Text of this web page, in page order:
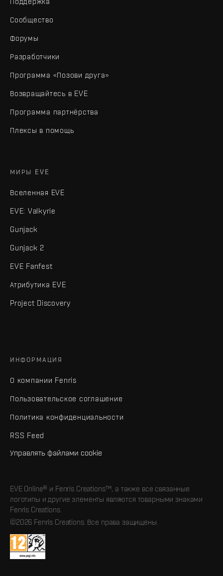
Сообщество
Форумы
Разработчики
Программа «Позови друга»
Возвращайтесь в EVE
Программа партнёрства
Плексы в помощь
МИРЫ EVE
Вселенная EVE
EVE: Valkyrie
Gunjack
Gunjack 2
EVE Fanfest
Атрибутика EVE
Project Discovery
ИНФОРМАЦИЯ
О компании Fenris
Пользовательское соглашение
Политика конфиденциальности
RSS Feed
Управлять файлами cookie
EVE Online® и Fenris Creations™, а также все связанные
логотипы и другие элементы являются товарными знаками
Fenris Creations.
©2026 Fenris Creations. Все права защищены.